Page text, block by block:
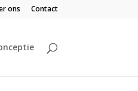
ons Contact